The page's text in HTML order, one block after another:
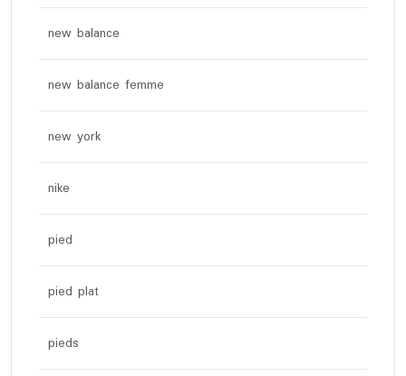
new balance
new balance femme
new york
nike
pied
pied plat
pieds